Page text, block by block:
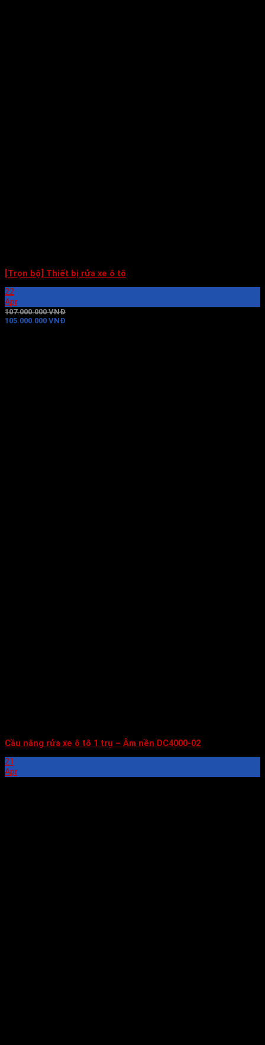
[Trọn bộ] Thiết bị rửa xe ô tô
22
Apr
107.000.000 VNĐ
105.000.000 VNĐ
Cầu nâng rửa xe ô tô 1 trụ – Âm nền DC4000-02
21
Apr